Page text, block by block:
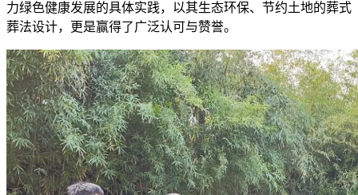
力绿色健康发展的具体实践，以其生态环保、节约土地的葬式
葬法设计，更是赢得了广泛认可与赞誉。